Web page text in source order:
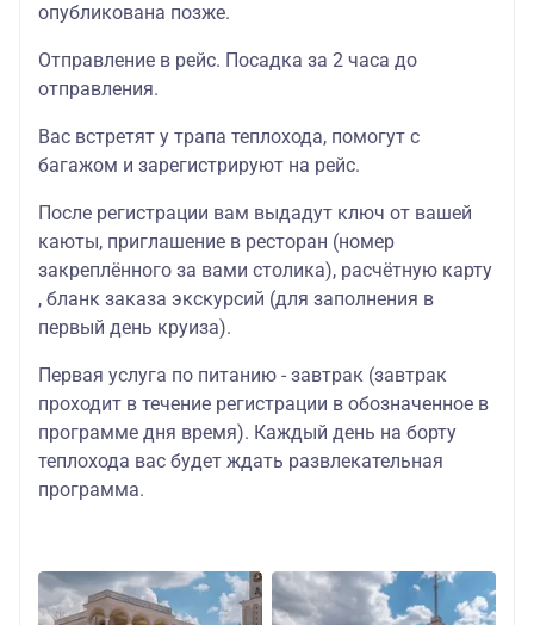
опубликована позже.
Отправление в рейс. Посадка за 2 часа до
отправления.
Вас встретят у трапа теплохода, помогут с
багажом и зарегистрируют на рейс.
После регистрации вам выдадут ключ от вашей
каюты, приглашение в ресторан (номер
закреплённого за вами столика), расчётную карту
, бланк заказа экскурсий (для заполнения в
первый день круиза).
Первая услуга по питанию - завтрак (завтрак
проходит в течение регистрации в обозначенное в
программе дня время). Каждый день на борту
теплохода вас будет ждать развлекательная
программа.